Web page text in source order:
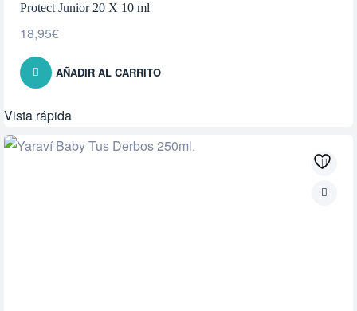
Protect Junior 20 X 10 ml
18,95€
AÑADIR AL CARRITO
Vista rápida